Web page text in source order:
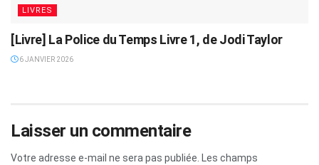
LIVRES
[Livre] La Police du Temps Livre 1, de Jodi Taylor
6 JANVIER 2026
Laisser un commentaire
Votre adresse e-mail ne sera pas publiée.
Les champs